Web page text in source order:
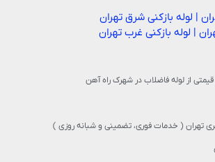
|لوله بازکنی شرق تهران
|لوله بازکنی غرب تهران
از لوله فاضلاب در شهرک راه‌ آهن
تهران ( خدمات فوری، تضمینی و شبانه روزی )